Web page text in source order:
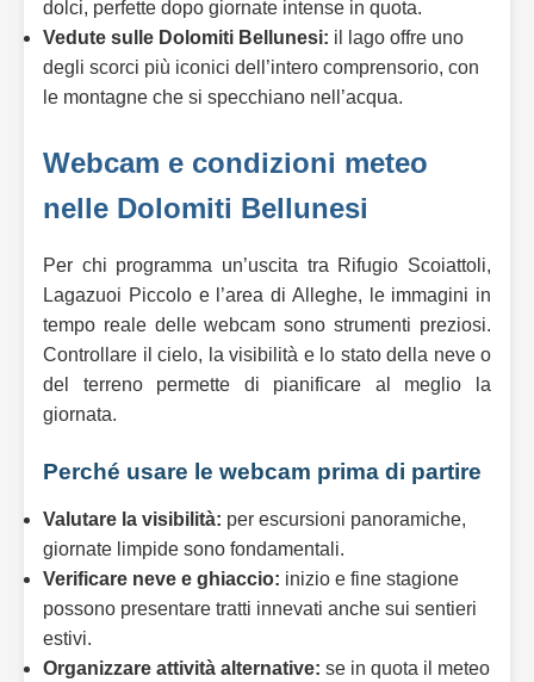
dolci, perfette dopo giornate intense in quota.
Vedute sulle Dolomiti Bellunesi: il lago offre uno
degli scorci più iconici dell’intero comprensorio, con
le montagne che si specchiano nell’acqua.
Webcam e condizioni meteo
nelle Dolomiti Bellunesi
Per chi programma un’uscita tra Rifugio Scoiattoli,
Lagazuoi Piccolo e l’area di Alleghe, le immagini in
tempo reale delle webcam sono strumenti preziosi.
Controllare il cielo, la visibilità e lo stato della neve o
del terreno permette di pianificare al meglio la
giornata.
Perché usare le webcam prima di partire
Valutare la visibilità: per escursioni panoramiche,
giornate limpide sono fondamentali.
Verificare neve e ghiaccio: inizio e fine stagione
possono presentare tratti innevati anche sui sentieri
estivi.
Organizzare attività alternative: se in quota il meteo